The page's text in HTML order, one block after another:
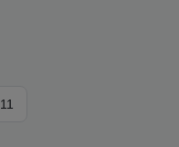
11